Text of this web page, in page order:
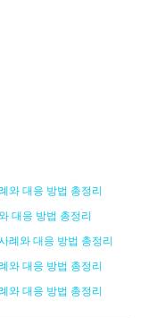
와 대응 방법 총정리
대응 방법 총정리
례와 대응 방법 총정리
와 대응 방법 총정리
와 대응 방법 총정리